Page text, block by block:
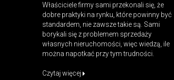
Właściciele firmy sami przekonali się, że
dobre praktyki na rynku, które powinny być
standardem, nie zawsze takie są. Sami
borykali się z problemem sprzedaży
własnych nieruchomości, więc wiedzą, ile
można napotkać przy tym trudności.
Czytaj więcej